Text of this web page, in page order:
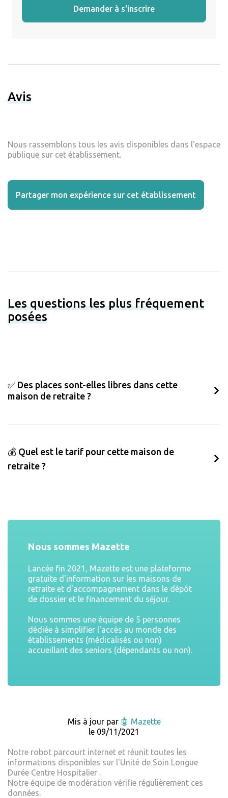
Demander à s'inscrire
Avis
Nous rassemblons tous les avis disponibles dans l'espace
publique sur cet établissement.
Partager mon expérience sur cet établissement
Les questions les plus fréquement
posées
✅ Des places sont-elles libres dans cette
maison de retraite ?
💰 Quel est le tarif pour cette maison de
retraite ?
Nous sommes Mazette
Lancée fin 2021, Mazette est une plateforme
gratuite d'information sur les maisons de
retraite et d'accompagnement dans le dépôt
de dossier et le financement du séjour.
Nous sommes une équipe de 5 personnes
dédiée à simplifier l'accès au monde des
établissements (médicalisés ou non)
accueillant des seniors (dépendants ou non).
Mis à jour par 🤖 Mazette
le 09/11/2021
Notre robot parcourt internet et réunit toutes les
informations disponibles sur l'Unité de Soin Longue
Durée Centre Hospitalier .
Notre équipe de modération vérifie régulièrement ces
données.